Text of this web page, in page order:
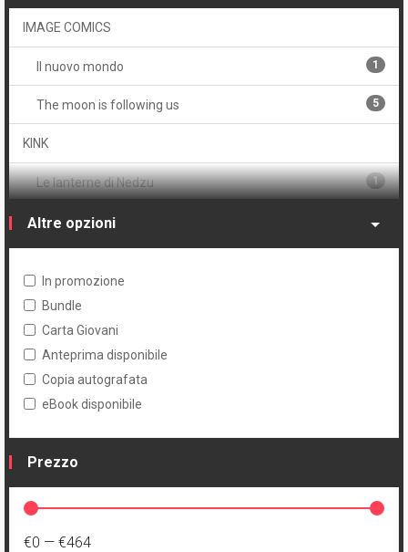
Andi Watson 1
Serie
Cartonato 5
Cartonato oversized
Cartonato variant 2
Volume unico 5
IMAGE COMICS
Il nuovo mondo 1
The moon is following us 5
KINK
Le lanterne di Nedzu 1
MAÈSTRO
Sunburn
Tanno
Altre opzioni
In promozione
Bundle
Carta Giovani
Anteprima disponibile
Copia autografata
eBook disponibile
Prezzo
€0 — €464